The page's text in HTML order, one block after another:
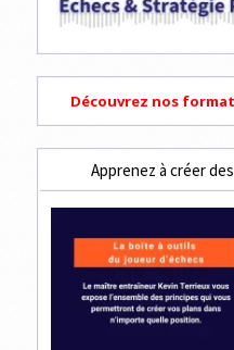
Découvrez nos
Apprenez à créer